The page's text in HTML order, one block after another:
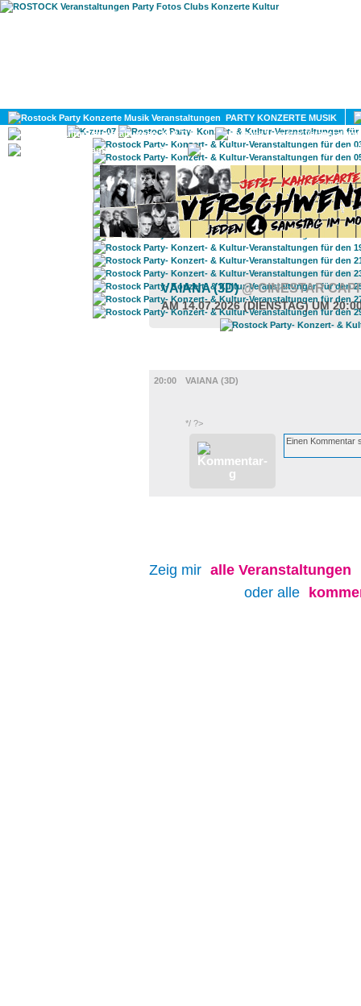
PARTY KONZERTE MUSIK
KULTUR
GAY
VAIANA (3D)@ CINESTAR
AM 14.07.2026 (DIENSTAG) UM
20:00
VAIANA (3D)
*/ ?>
Zeig mir alle Veranstaltungen
oder alle